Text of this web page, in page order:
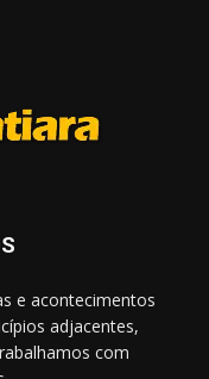
e acontecimentos
adjacentes,
com